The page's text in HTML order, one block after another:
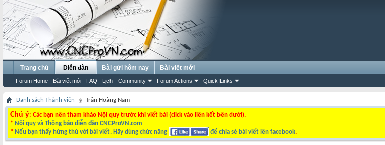
Trang chủ Diễn đàn
Forum Home Bài viết mới FAQ Lịch Community Forum Actions Quick Links
Bài gửi hôm nay Bài viết mới
Danh sách Thành viên Trần Hoàng Nam
Chú ý: Các bạn nên tham khảo Nội quy trước khi viết bài (click vào liên kết bên dưới).
* Nội quy và Thông báo diễn đàn CNCProVN.com
* Nếu bạn thấy hứng thú với bài viết. Hãy dùng chức năng để chia sẻ bài viết lên facebook.